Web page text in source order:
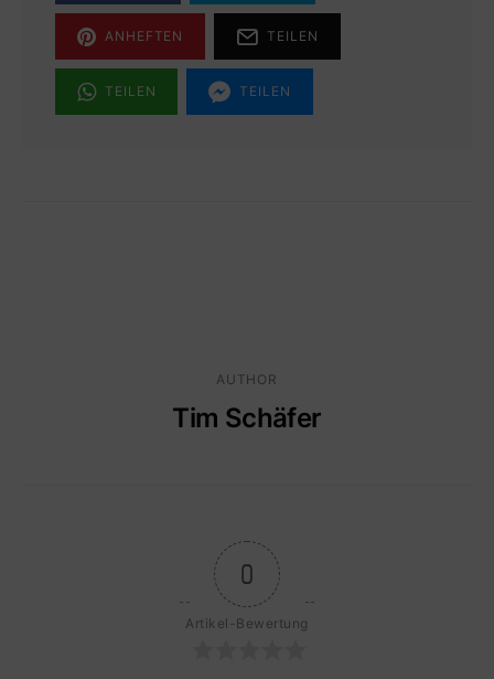
ANHEFTEN TEILEN
TEILEN TEILEN
AUTHOR
Tim Schäfer
0
Artikel-Bewertung